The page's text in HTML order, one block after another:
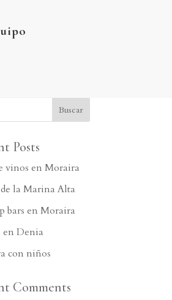
Posts
vinos en Moraira
la Marina Alta
bars en Moraira
Denia
con niños
Comments